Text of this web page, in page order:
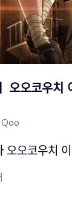
오오코우치
오오코우치 이